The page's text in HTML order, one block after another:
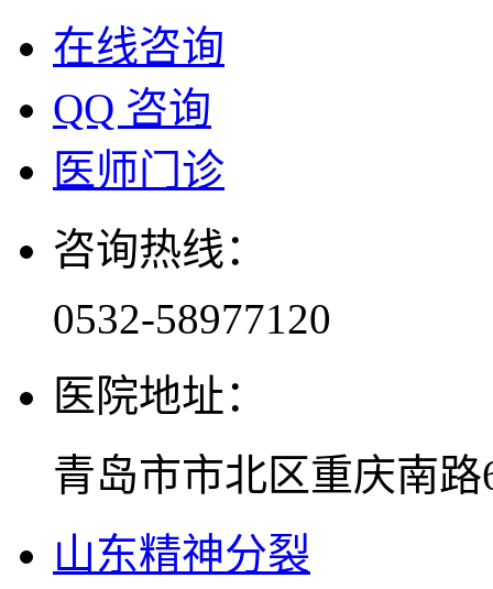
在线咨询
QQ 咨询
医师门诊
咨询热线：
0532-58977120
医院地址：
青岛市市北区重庆南路
山东精神分裂